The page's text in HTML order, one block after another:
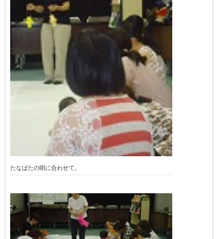
たなばたの唄に合わせて。